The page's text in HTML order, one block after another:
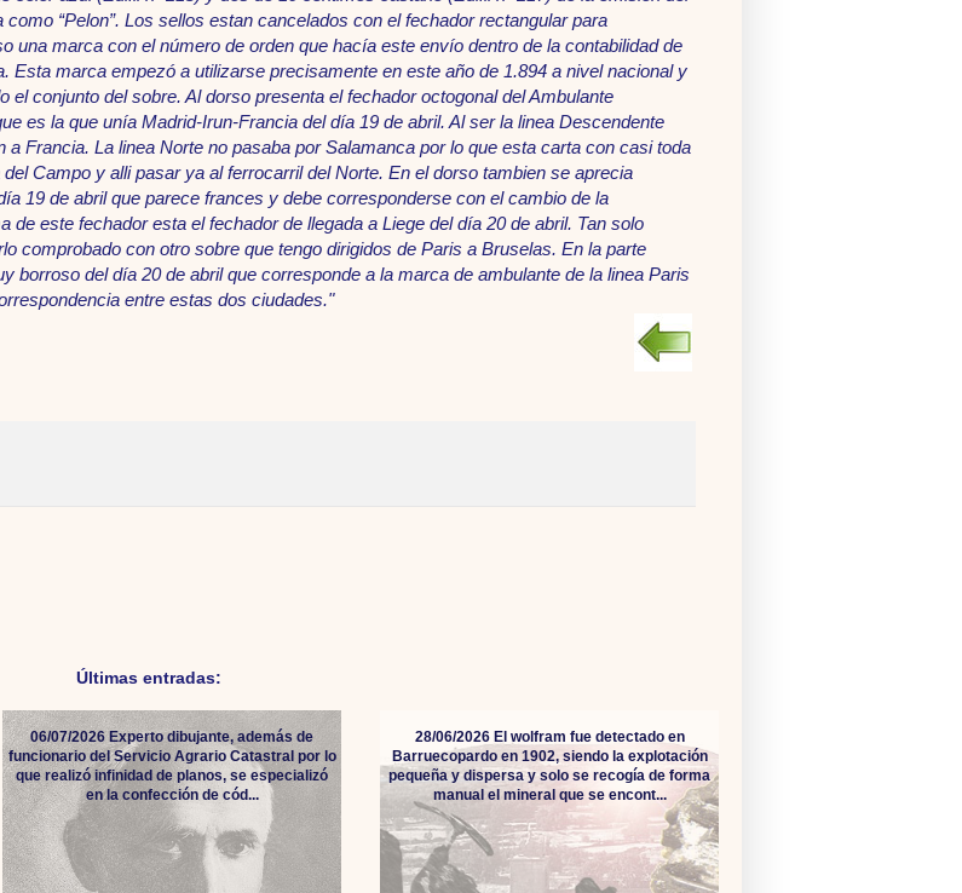
“Pelon”. Los sellos estan cancelados con el fechador rectangular para
una marca con el número de orden que hacía este envío dentro de la contabilidad de
Esta marca empezó a utilizarse precisamente en este año de 1.894 a nivel nacional y
el conjunto del sobre. Al dorso presenta el fechador octogonal del Ambulante
es la que unía Madrid-Irun-Francia del día 19 de abril. Al ser la linea Descendente
Francia. La linea Norte no pasaba por Salamanca por lo que esta carta con casi toda
Campo y alli pasar ya al ferrocarril del Norte. En el dorso tambien se aprecia
19 de abril que parece frances y debe corresponderse con el cambio de la
este fechador esta el fechador de llegada a Liege del día 20 de abril. Tan solo
comprobado con otro sobre que tengo dirigidos de Paris a Bruselas. En la parte
borroso del día 20 de abril que corresponde a la marca de ambulante de la linea Paris
entre estas dos ciudades."
Últimas entradas:
06/07/2026 Experto dibujante, además de
funcionario del Servicio Agrario Catastral por lo
que realizó infinidad de planos, se especializó
en la confección de cód...
28/06/2026 El wolfram fue detectado en
Barruecopardo en 1902, siendo la explotación
pequeña y dispersa y solo se recogía de forma
manual el mineral que se encont...